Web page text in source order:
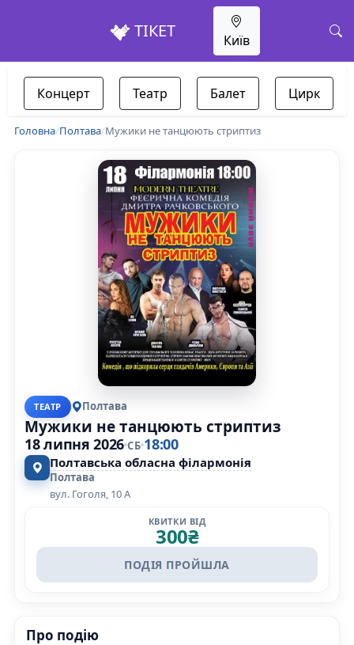
ТІКЕТ Київ
Концерт Театр Балет Цирк
Головна/Полтава/Мужики не танцюють стриптиз
ТЕАТР Полтава
Мужики не танцюють стриптиз
18 липня 2026 СБ 18:00
Полтавська обласна філармонія
Полтава
вул. Гоголя, 10 А
КВИТКИ ВІД
300₴
ПОДІЯ ПРОЙШЛА
Про подію